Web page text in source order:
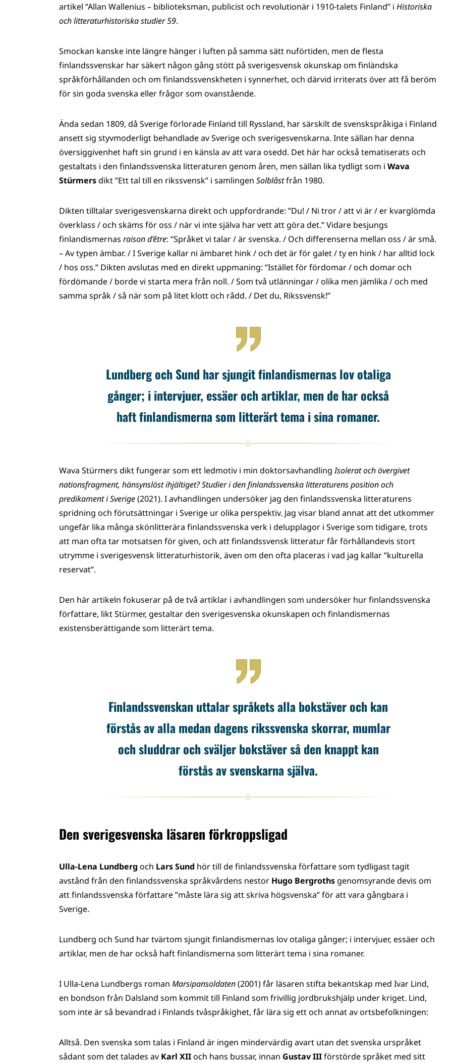
artikel ”Allan Wallenius – biblioteksman, publicist och revolutionär i 1910-talets Finland” i Historiska
och litteraturhistoriska studier 59.
Smockan kanske inte längre hänger i luften på samma sätt nuförtiden, men de flesta
finlandssvenskar har säkert någon gång stött på sverigesvensk okunskap om finländska
språkförhållanden och om finlandssvenskheten i synnerhet, och därvid irriterats över att få beröm
för sin goda svenska eller frågor som ovanstående.
Ända sedan 1809, då Sverige förlorade Finland till Ryssland, har särskilt de svenskspråkiga i Finland
ansett sig styvmoderligt behandlade av Sverige och sverigesvenskarna. Inte sällan har denna
översiggivenhet haft sin grund i en känsla av att vara osedd. Det här har också tematiserats och
gestaltats i den finlandssvenska litteraturen genom åren, men sällan lika tydligt som i Wava
Stürmersdikt ”Ett tal till en rikssvensk” i samlingen Solblåstfrån 1980.
Dikten tilltalar sverigesvenskarna direkt och uppfordrande: ”Du! / Ni tror / att vi är / er kvarglömda
överklass / och skäms för oss / när vi inte själva har vett att göra det.” Vidare besjungs
finlandismernas raison d’être: ”Språket vi talar / är svenska. / Och differenserna mellan oss / är små.
– Av typen ämbar. / I Sverige kallar ni ämbaret hink / och det är för galet / ty en hink / har alltid lock
/ hos oss.” Dikten avslutas med en direkt uppmaning: ”Istället för fördomar / och domar och
fördömande / borde vi starta mera från noll. / Som två utlänningar / olika men jämlika / och med
samma språk / så när som på litet klott och rådd. / Det du, Rikssvensk!”
Lundberg och Sund har sjungit finlandismernas lov otaliga
gånger; i intervjuer, essäer och artiklar, men de har också
haft finlandismerna som litterärt tema i sina romaner.
Wava Stürmers dikt fungerar som ett ledmotiv i min doktorsavhandlingIsolerat och övergivet
nationsfragment, hänsynslöst ihjältiget? Studier i den finlandssvenska litteraturens position och
predikament i Sverige(2021). I avhandlingen undersöker jag den finlandssvenska litteraturens
spridning och förutsättningar i Sverige ur olika perspektiv. Jag visar bland annat att det utkommer
ungefär lika många skönlitterära finlandssvenska verk i delupplagor i Sverige som tidigare, trots
att man ofta tar motsatsen för given, och att finlandssvensk litteratur får förhållandevis stort
utrymme i sverigesvensk litteraturhistorik, även om den ofta placeras i vad jag kallar ”kulturella
reservat”.
Den här artikeln fokuserar på de två artiklar i avhandlingen som undersöker hur finlandssvenska
författare, likt Stürmer, gestaltar den sverigesvenska okunskapen och finlandismernas
existensberättigande som litterärt tema.
Finlandssvenskan uttalar språkets alla bokstäver och kan
förstås av alla medan dagens rikssvenska skorrar, mumlar
och sluddrar och sväljer bokstäver så den knappt kan
förstås av svenskarna själva.
Den sverigesvenska läsaren förkroppsligad
Ulla-Lena Lundberg och Lars Sund hör till de finlandssvenska författare som tydligast tagit
avstånd från den finlandssvenska språkvårdens nestor Hugo Bergroths genomsyrande devis om
att finlandssvenska författare ”måste lära sig att skriva högsvenska” för att vara gångbara i
Sverige.
Lundberg och Sund har tvärtom sjungit finlandismernas lov otaliga gånger; i intervjuer, essäer och
artiklar, men de har också haft finlandismerna som litterärt tema i sina romaner.
I Ulla-Lena Lundbergs roman Marsipansoldaten(2001) får läsaren stifta bekantskap med Ivar Lind,
en bondson från Dalsland som kommit till Finland som frivillig jordbrukshjälp under kriget. Lind,
som inte är så bevandrad i Finlands tvåspråkighet, får lära sig ett och annat av ortsbefolkningen:
Alltså. Den svenska som talas i Finland är ingen mindervärdig avart utan det svenska urspråket
sådant som det talades av Karl XIIoch hans bussar, innan Gustav IIIförstörde språket med sitt